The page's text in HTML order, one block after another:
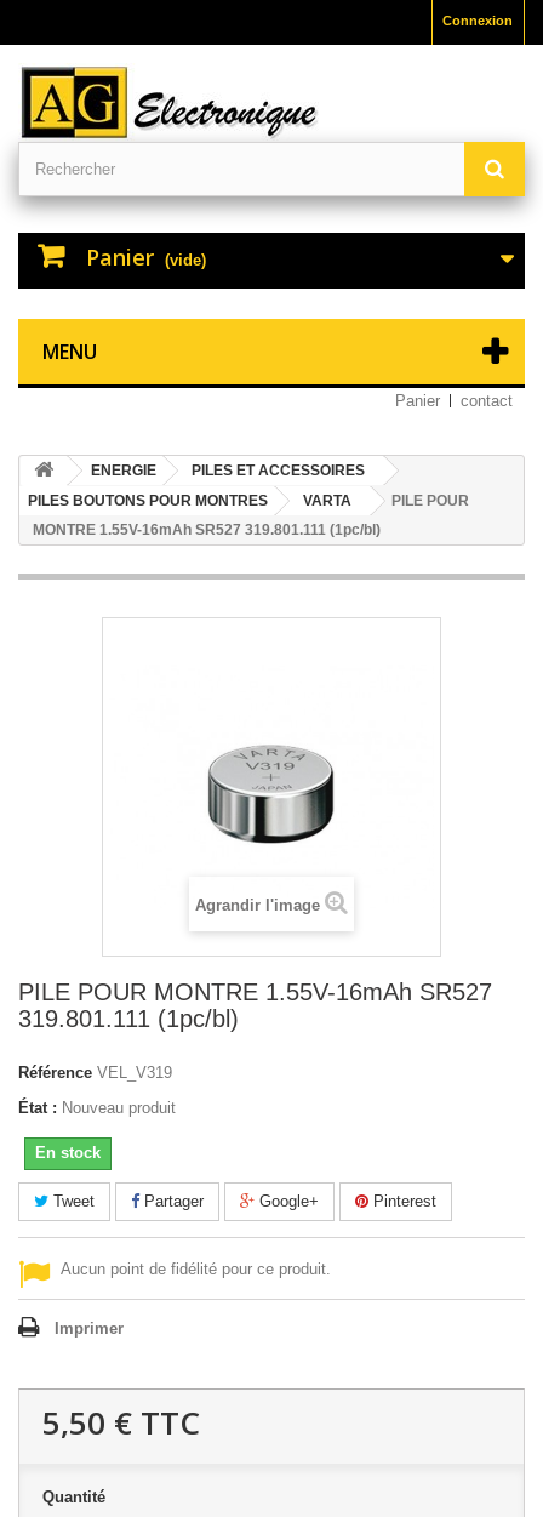
Connexion
Panier (vide)
MENU
Panier contact
ENERGIE
PILES ET ACCESSOIRES
PILES BOUTONS POUR MONTRES
VARTA
PILE POUR
MONTRE 1.55V-16mAh SR527 319.801.111 (1pc/bl)
Agrandir l'image
PILE POUR MONTRE 1.55V-16mAh SR527
319.801.111 (1pc/bl)
Référence VEL_V319
État : Nouveau produit
En stock
Tweet Partager Google+ Pinterest
Aucun point de fidélité pour ce produit.
Imprimer
5,50 € TTC
Quantité